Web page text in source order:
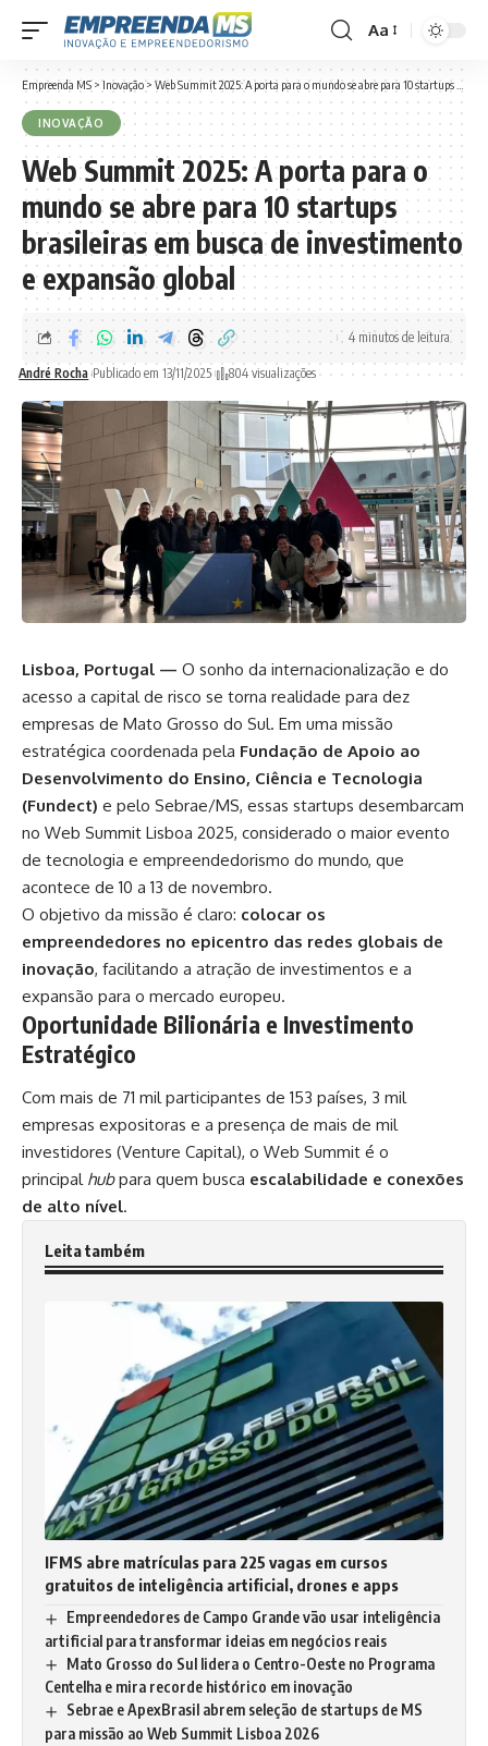
Font
Resizer
Aa
Empreenda MS>Inovação> Web Summit 2025: A porta para o mundo se abre para 10 startups brasileiras em busca de investimento e expansão global
INOVAÇÃO
Web Summit 2025: A porta para o
mundo se abre para 10 startups
brasileiras em busca de investimento
e expansão global
André Rocha Publicado em 13/11/2025 804 visualizações
4 minutos de leitura
Lisboa, Portugal — O sonho da internacionalização e do
acesso a capital de risco se torna realidade para dez
empresas de Mato Grosso do Sul. Em uma missão
estratégica coordenada pela Fundação de Apoio ao
Desenvolvimento do Ensino, Ciência e Tecnologia
(Fundect) e pelo Sebrae/MS, essas startups desembarcam
no Web Summit Lisboa 2025, considerado o maior evento
de tecnologia e empreendedorismo do mundo, que
acontece de 10 a 13 de novembro.
O objetivo da missão é claro: colocar os
empreendedores no epicentro das redes globais de
inovação, facilitando a atração de investimentos e a
expansão para o mercado europeu.
Oportunidade Bilionária e Investimento
Estratégico
Com mais de 71 mil participantes de 153 países, 3 mil
empresas expositoras e a presença de mais de mil
investidores (Venture Capital), o Web Summit é o
principal hubpara quem busca escalabilidade e conexões
de alto nível.
Leita também
IFMS abre matrículas para 225 vagas em cursos
gratuitos de inteligência artificial, drones e apps
Empreendedores de Campo Grande vão usar inteligência
artificial para transformar ideias em negócios reais
Mato Grosso do Sul lidera o Centro-Oeste no Programa
Centelha e mira recorde histórico em inovação
Sebrae e ApexBrasil abrem seleção de startups de MS
para missão ao Web Summit Lisboa 2026